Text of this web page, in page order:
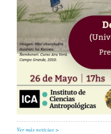
Ver más noticias